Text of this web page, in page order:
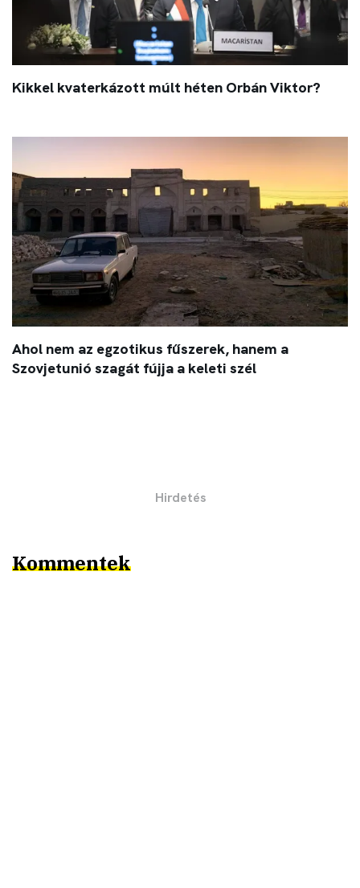
Kikkel kvaterkázott múlt héten Orbán Viktor?
Ahol nem az egzotikus fűszerek, hanem a
Szovjetunió szagát fújja a keleti szél
Kommentek